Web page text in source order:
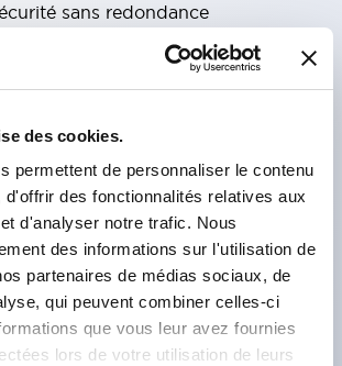
des cookies.
permettent de personnaliser le contenu
d'offrir des fonctionnalités relatives aux
d'analyser notre trafic. Nous
des informations sur l'utilisation de
partenaires de médias sociaux, de
qui peuvent combiner celles-ci
que vous leur avez fournies
lors de votre utilisation de leurs
sans redondance
d’un système de sécurité
2, et il n’était possible de
à faible risque qu’avec une
3).Cependant, avec le
sécurité HR5S, il est facile de
de catégorie 2, ce qui
les coûts d’introduction et le